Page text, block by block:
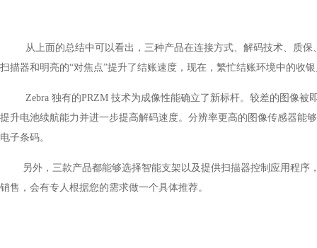
从上面的总结中可以看出，三种产品在连接方式、解码技术、质保
扫描器和明亮的“对焦点”提升了结账速度，现在，繁忙结账环境中的收
Zebra 独有的PRZM 技术为成像性能确立了新标杆。较差的图像被
提升电池续航能力并进一步提高解码速度。分辨率更高的图像传感器能
电子条码。
另外，三款产品都能够选择智能支架以及提供扫描器控制应用程序
销售，会有专人根据您的需求做一个具体推荐。